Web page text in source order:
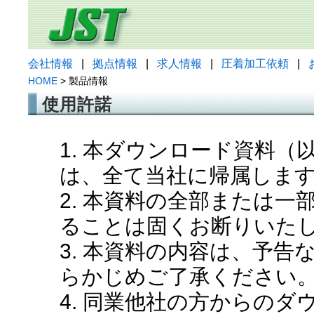
会社情報 拠点情報 求人情報 圧着加工依頼
HOME > 製品情報
使用許諾
1. 本ダウンロード資料（
は、全て当社に帰属しま
2. 本資料の全部または一
ることは固くお断りいた
3. 本資料の内容は、予告
らかじめご了承ください
4. 同業他社の方からのダ